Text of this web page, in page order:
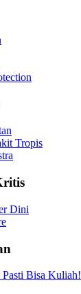
Tropis
Dini
Pasti Bisa Kuliah!